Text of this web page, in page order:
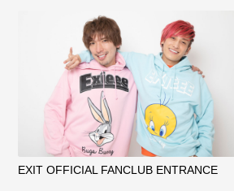
EXIT OFFICIAL FANCLUB ENTRANCE